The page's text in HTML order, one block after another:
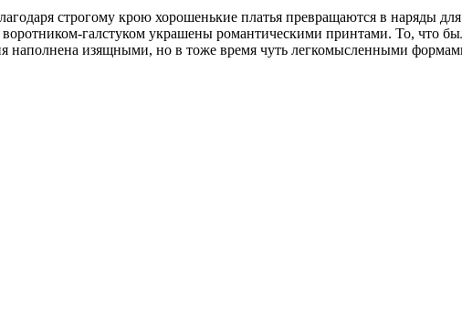
строгому крою хорошенькие платья превращаются в наряды
галстуком украшены романтическими принтами. То, что
наполнена изящными, но в тоже время чуть легкомысленными